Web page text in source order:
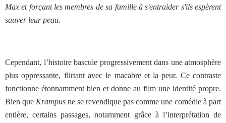
Max et forçant les membres de sa famille à s'entraider s'ils espèrent
sauver leur peau.
Cependant, l’histoire bascule progressivement dans une atmosphère
plus oppressante, flirtant avec le macabre et la peur. Ce contraste
fonctionne étonnamment bien et donne au film une identité propre.
Bien que Krampus ne se revendique pas comme une comédie à part
entière, certains passages, notamment grâce à l’interprétation de